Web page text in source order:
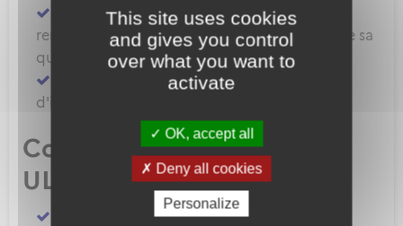
This site uses cookies
and gives you control
over what you want to
activate
OK, accept all
Deny all cookies
Personalize
Demander la délivrance, la prorogation, le
renouvellement ou l'extension de privilèges de sa
qualification IULM
Demander une autorisation d'examinateur
d'instructeur EIULM
Compte rendu d’épreuve
ULM
Compléter un compte rendu d'épreuve